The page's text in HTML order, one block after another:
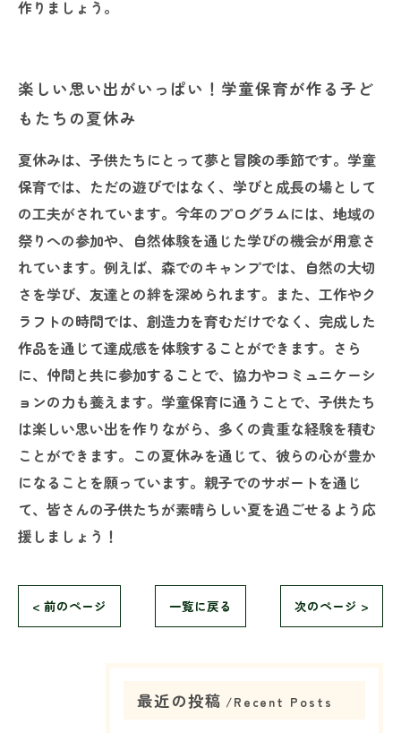
作りましょう。
楽しい思い出がいっぱい！学童保育が作る子ど
もたちの夏休み
夏休みは、子供たちにとって夢と冒険の季節です。学童
保育では、ただの遊びではなく、学びと成長の場として
の工夫がされています。今年のプログラムには、地域の
祭りへの参加や、自然体験を通じた学びの機会が用意さ
れています。例えば、森でのキャンプでは、自然の大切
さを学び、友達との絆を深められます。また、工作やク
ラフトの時間では、創造力を育むだけでなく、完成した
作品を通じて達成感を体験することができます。さら
に、仲間と共に参加することで、協力やコミュニケーシ
ョンの力も養えます。学童保育に通うことで、子供たち
は楽しい思い出を作りながら、多くの貴重な経験を積む
ことができます。この夏休みを通じて、彼らの心が豊か
になることを願っています。親子でのサポートを通じ
て、皆さんの子供たちが素晴らしい夏を過ごせるよう応
援しましょう！
< 前のページ 一覧に戻る 次のページ >
最近の投稿 Recent Posts